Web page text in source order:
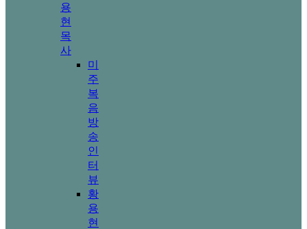
용
현
목
사
미
주
복
음
방
송
인
터
뷰
황
용
현